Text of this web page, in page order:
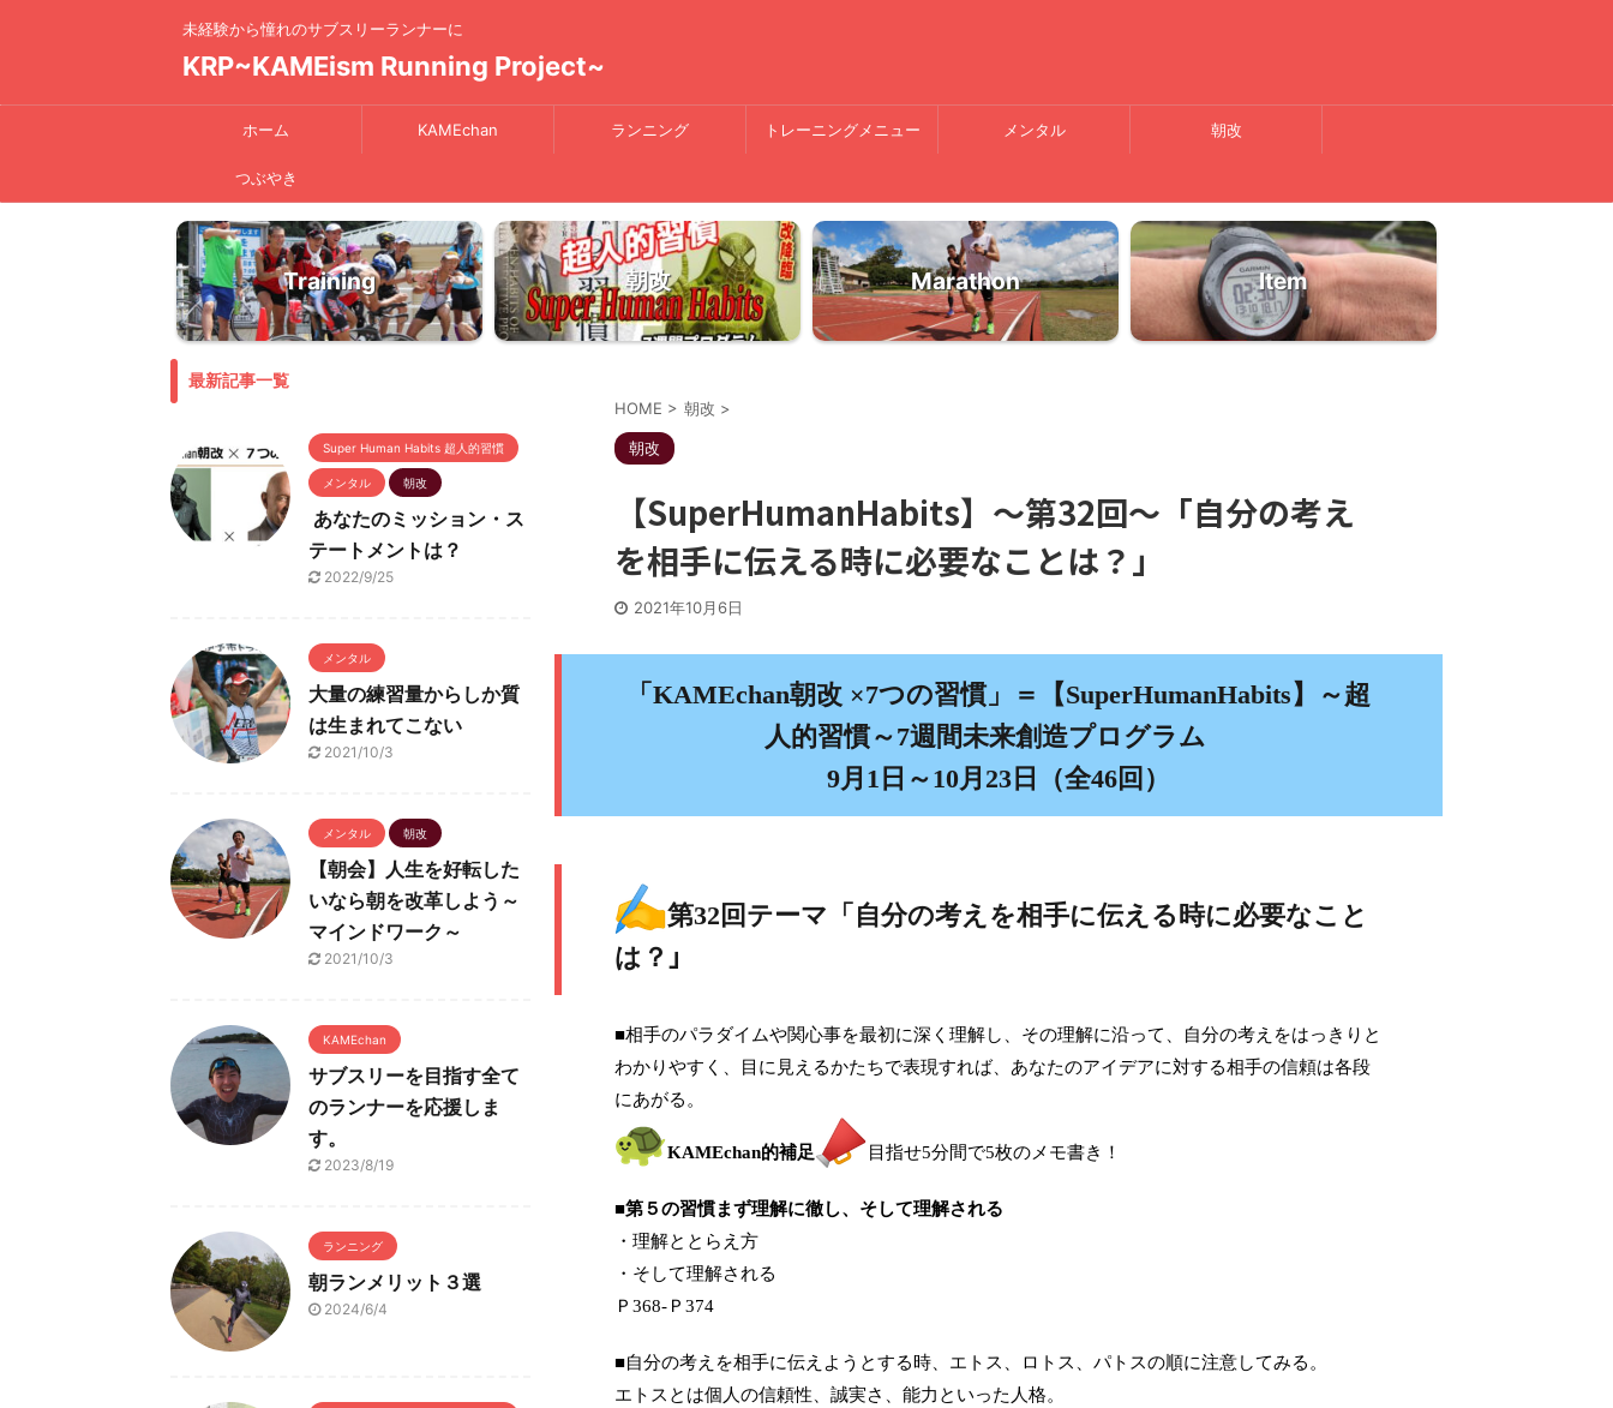
未経験から憧れのサブスリーランナーに
KRP~KAMEism Running Project~
ホーム KAMEchan ランニング トレーニングメニュー メンタル 朝改
つぶやき
Training 朝改 Marathon Item
HOME > 朝改 >
朝改
【SuperHumanHabits】～第32回～「自分の考え
を相手に伝える時に必要なことは？」
2021年10月6日
「KAMEchan朝改 ×7つの習慣」＝【SuperHumanHabits】～超
人的習慣～7週間未来創造プログラム
9月1日～10月23日（全46回）
第32回テーマ「自分の考えを相手に伝える時に必要なこと
は？ 」
■相手のパラダイムや関心事を最初に深く理解し、その理解に沿って、自分の考えをはっきりと
わかりやすく、目に見えるかたちで表現すれば、あなたのアイデアに対する相手の信頼は各段
にあがる。
KAMEchan的補足 目指せ5分間で5枚のメモ書き！
■第５の習慣まず理解に徹し、そして理解される
・理解ととらえ方
・そして理解される
Ｐ368-Ｐ374
■自分の考えを相手に伝えようとする時、エトス、ロトス、パトスの順に注意してみる。
エトスとは個人の信頼性、誠実さ、能力といった人格。
最新記事一覧
Super Human Habits 超人的習慣
メンタル 朝改
あなたのミッション・ス
テートメントは？
2022/9/25
メンタル
大量の練習量からしか質
は生まれてこない
2021/10/3
メンタル 朝改
【朝会】人生を好転した
いなら朝を改革しよう～
マインドワーク～
2021/10/3
KAMEchan
サブスリーを目指す全て
のランナーを応援しま
す。
2023/8/19
ランニング
朝ランメリット３選
2024/6/4